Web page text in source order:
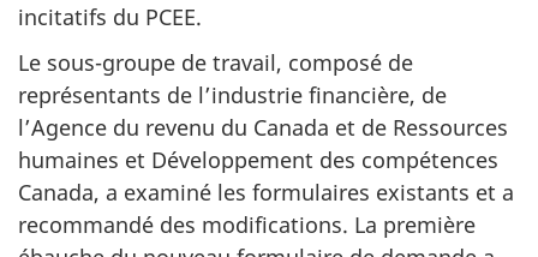
incitatifs du PCEE.
Le sous-groupe de travail, composé de
représentants de l’industrie financière, de
l’Agence du revenu du Canada et de Ressources
humaines et Développement des compétences
Canada, a examiné les formulaires existants et a
recommandé des modifications. La première